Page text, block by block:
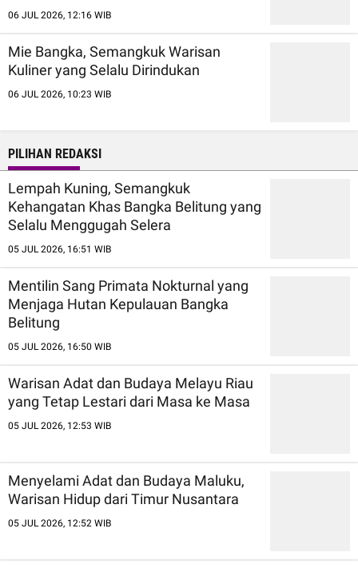
06 JUL 2026, 12:16 WIB
Mie Bangka, Semangkuk Warisan
Kuliner yang Selalu Dirindukan
06 JUL 2026, 10:23 WIB
PILIHAN REDAKSI
Lempah Kuning, Semangkuk
Kehangatan Khas Bangka Belitung yang
Selalu Menggugah Selera
05 JUL 2026, 16:51 WIB
Mentilin Sang Primata Nokturnal yang
Menjaga Hutan Kepulauan Bangka
Belitung
05 JUL 2026, 16:50 WIB
Warisan Adat dan Budaya Melayu Riau
yang Tetap Lestari dari Masa ke Masa
05 JUL 2026, 12:53 WIB
Menyelami Adat dan Budaya Maluku,
Warisan Hidup dari Timur Nusantara
05 JUL 2026, 12:52 WIB